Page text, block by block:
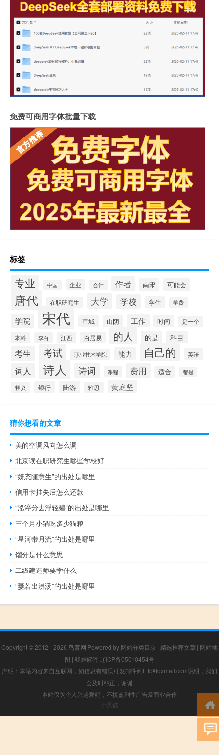
免费可商用字体批量下载
标签
专业 中国 企业 会计 作者 南宋 可能会
唐代 在职研究生 大学 学校 学生 学费
学院 宋代 宣城 山阴 工作 时间
是一个
本科
李白 江西 白居易 的人 的是 科目
考生 考试 职业技术学院 能力 自己的 英语
词人 诗人 诗词 课程 费用 适合 都是
释义 银行 陆游 雅思 黄庭坚
猜你想看的文章
美的空调风向怎么调
北京读在职研究生哪些学校好
“妍态随意生”的出处是哪里
信用卡挂失后怎么还款
“泓渟分去浮轻碧”的出处是哪里
三个月小猫吃多少猫粮
“星河带月流”的出处是哪里
馏分是什么意思
二级建造师要学什么
“萎若出沸汤”的出处是哪里
Copyright © 2012 - 2026 鸟音网 Powered by 网站分类目录 | 精选推荐文章 | 网站地
图 | 疑难解答 辽ICP备05010454号
声明：本站内容来自互联网，如信息有错误可发邮件到f_fb#foxmail.com说明，我们
会及时纠正，谢谢
本站仅为个人兴趣爱好，不接盈利性广告及商业合作
小男孩